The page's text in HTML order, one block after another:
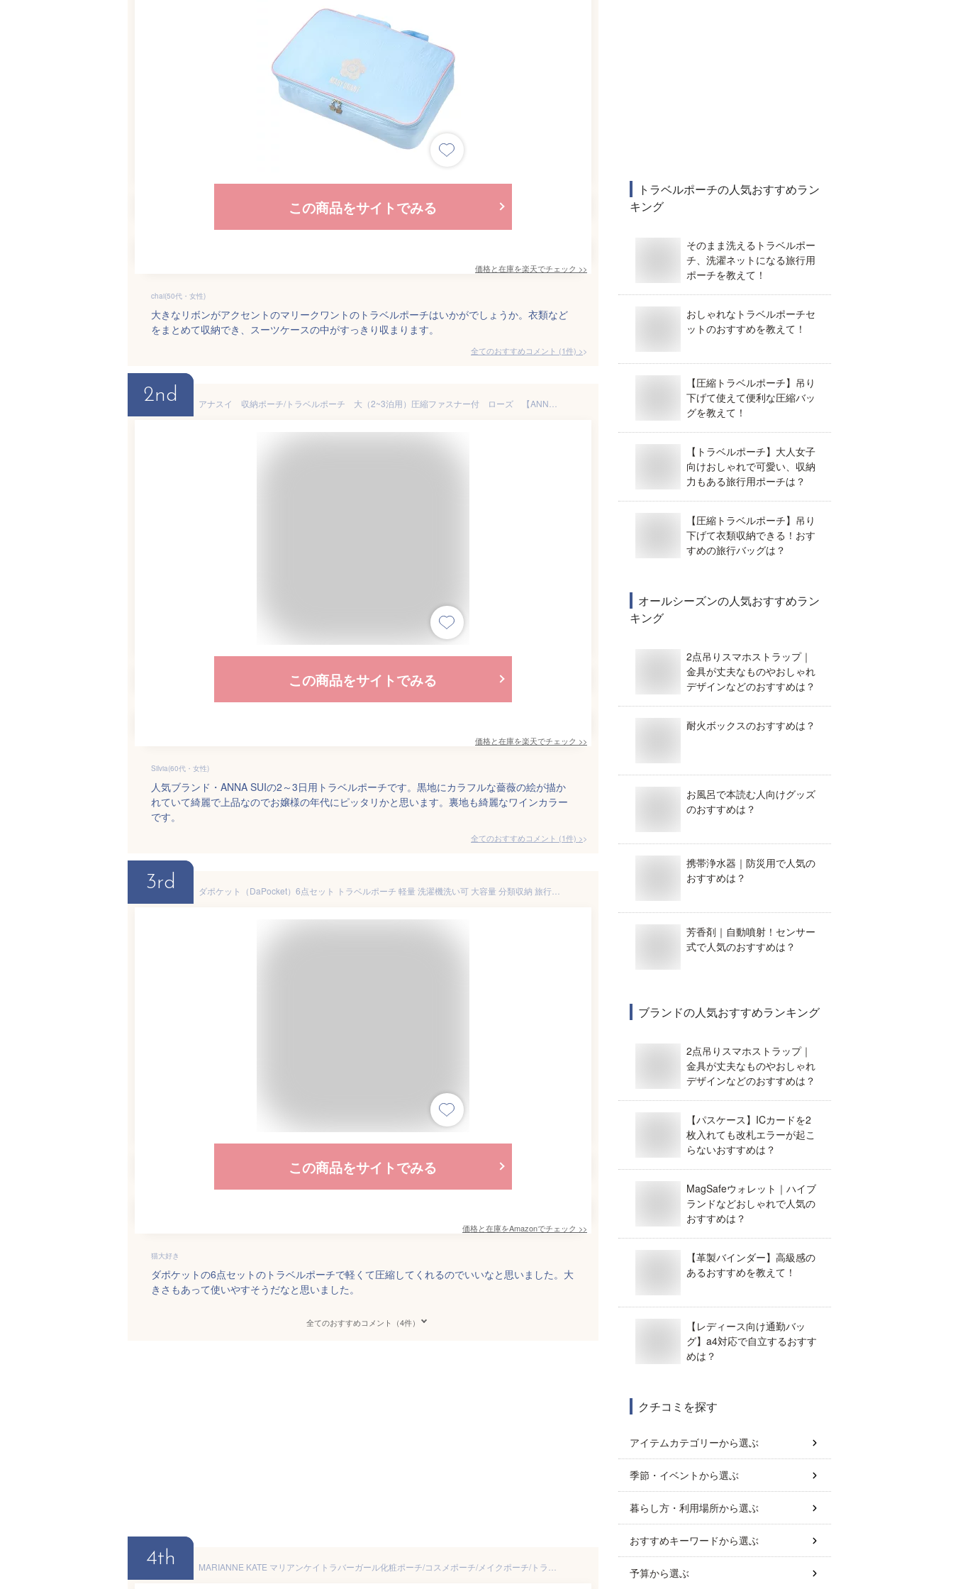
この商品をサイトでみる
価格と在庫を楽天でチェック >>
chai(50代・女性)
大きなリボンがアクセントのマリークワントのトラベルポーチはいかがでしょうか。衣類など
をまとめて収納でき、スーツケースの中がすっきり収まります。
全てのおすすめコメント (1件) >
2nd
この商品をサイトでみる
価格と在庫を楽天でチェック >>
Silvia(60代・女性)
人気ブランド・ANNA SUIの2～3日用トラベルポーチです。黒地にカラフルな薔薇の絵が描か
れていて綺麗で上品なのでお嬢様の年代にピッタリかと思います。裏地も綺麗なワインカラー
です。
全てのおすすめコメント (1件) >
3rd
この商品をサイトでみる
価格と在庫をAmazonでチェック >>
猫大好き
ダポケットの6点セットのトラベルポーチで軽くて圧縮してくれるのでいいなと思いました。大
きさもあって使いやすそうだなと思いました。
全てのおすすめコメント（4件）
4th
トラベルポーチの人気おすすめラン
キング
そのまま洗えるトラベルポー
チ、洗濯ネットになる旅行用
ポーチを教えて！
おしゃれなトラベルポーチセ
ットのおすすめを教えて！
【圧縮トラベルポーチ】吊り
下げて使えて便利な圧縮バッ
グを教えて！
【トラベルポーチ】大人女子
向けおしゃれで可愛い、収納
力もある旅行用ポーチは？
【圧縮トラベルポーチ】吊り
下げて衣類収納できる！おす
すめの旅行バッグは？
オールシーズンの人気おすすめラン
キング
2点吊りスマホストラップ｜
金具が丈夫なものやおしゃれ
デザインなどのおすすめは？
耐火ボックスのおすすめは？
お風呂で本読む人向けグッズ
のおすすめは？
携帯浄水器｜防災用で人気の
おすすめは？
芳香剤｜自動噴射！センサー
式で人気のおすすめは？
ブランドの人気おすすめランキング
2点吊りスマホストラップ｜
金具が丈夫なものやおしゃれ
デザインなどのおすすめは？
【パスケース】ICカードを2
枚入れても改札エラーが起こ
らないおすすめは？
MagSafeウォレット｜ハイブ
ランドなどおしゃれで人気の
おすすめは？
【革製バインダー】高級感の
あるおすすめを教えて！
【レディース向け通勤バッ
グ】a4対応で自立するおすす
めは？
クチコミを探す
アイテムカテゴリーから選ぶ
季節・イベントから選ぶ
暮らし方・利用場所から選ぶ
おすすめキーワードから選ぶ
予算から選ぶ